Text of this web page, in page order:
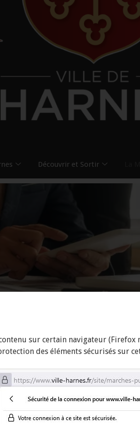
Découvrir et Sortir
sur certain navigateur (Firefox
des éléments sécurisés sur